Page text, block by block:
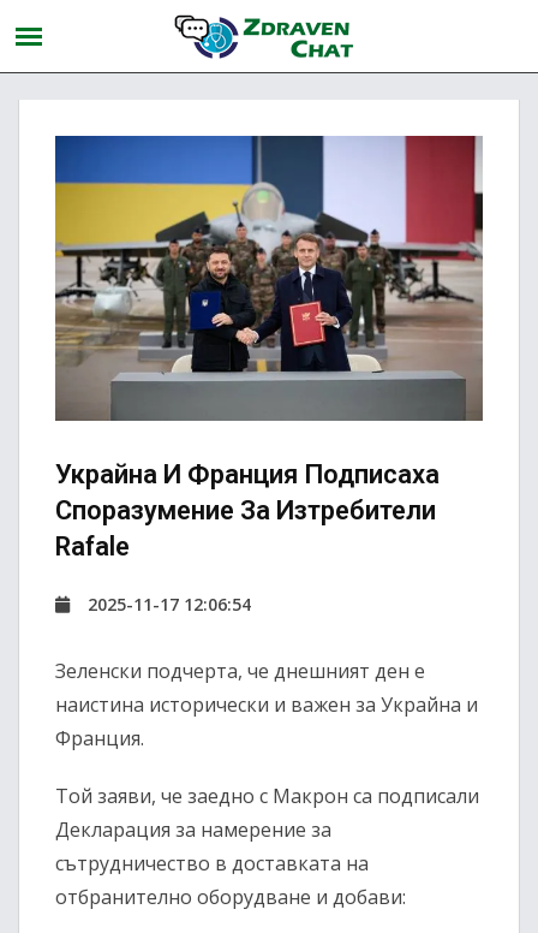
Украйна И Франция Подписаха
Споразумение За Изтребители
Rafale
2025-11-17 12:06:54
Зеленски подчерта, че днешният ден е
наистина исторически и важен за Украйна и
Франция.
Той заяви, че заедно с Макрон са подписали
Декларация за намерение за
сътрудничество в доставката на
отбранително оборудване и добави: